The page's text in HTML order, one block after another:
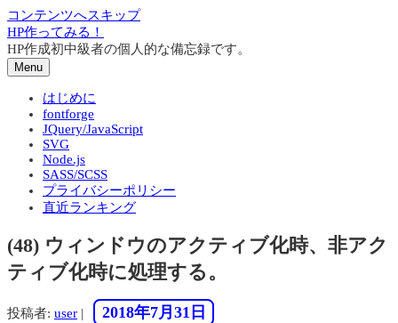
コンテンツへスキップ
HP作ってみる！
HP作成初中級者の個人的な備忘録です。
Menu
はじめに
fontforge
JQuery/JavaScript
SVG
Node.js
SASS/SCSS
プライバシーポリシー
直近ランキング
(48) ウィンドウのアクティブ化時、非アク
ティブ化時に処理する。
投稿者: user | 2018年7月31日